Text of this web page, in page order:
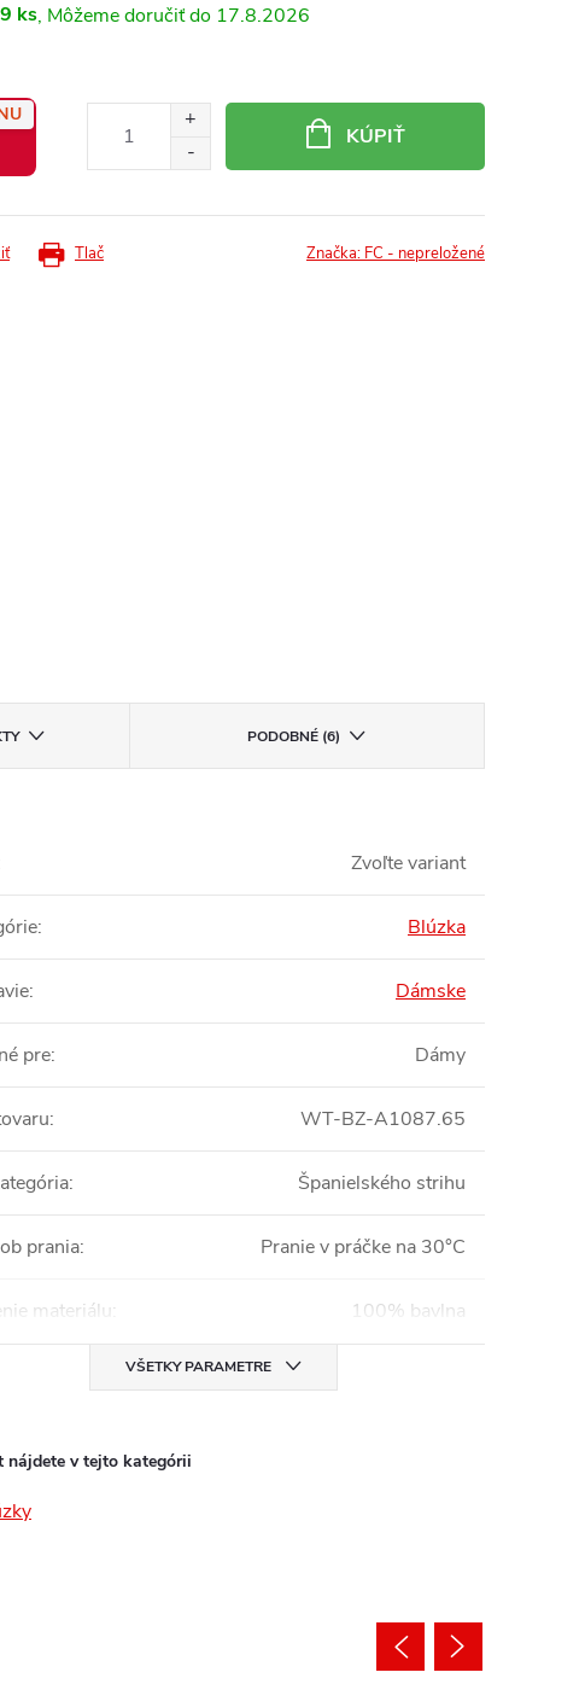
ks 17.8.2026
KÚPIŤ
Tlač Značka: FC - nepreložené
PODOBNÉ (6)
Zvoľte variant
: Blúzka
: Dámske
pre: Dámy
: WT-BZ-A1087.65
: Španielského strihu
prania: Pranie v práčke na 30°C
materiálu : 100% bavlna
VŠETKY PARAMETRE
nájdete v tejto kategórii